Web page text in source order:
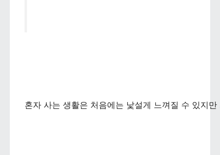
혼자 사는 생활은 처음에는 낯설게 느껴질 수 있지